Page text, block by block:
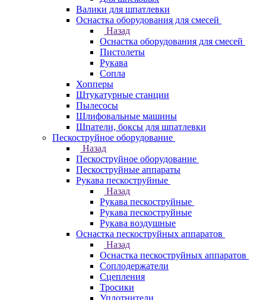
Валики для шпатлевки
Оснастка оборудования для смесей
Назад
Оснастка оборудования для смесей
Пистолеты
Рукава
Сопла
Хопперы
Штукатурные станции
Пылесосы
Шлифовальные машины
Шпатели, боксы для шпатлевки
Пескоструйное оборудование
Назад
Пескоструйное оборудование
Пескоструйные аппараты
Рукава пескоструйные
Назад
Рукава пескоструйные
Рукава пескоструйные
Рукава воздушные
Оснастка пескоструйных аппаратов
Назад
Оснастка пескоструйных аппаратов
Соплодержатели
Сцепления
Тросики
Уплотнители